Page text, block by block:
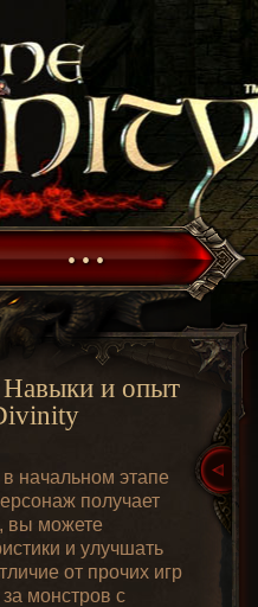
• • •
и опыт
начальном этапе
получает
вы можете
и улучшать
от прочих игр
монстров с